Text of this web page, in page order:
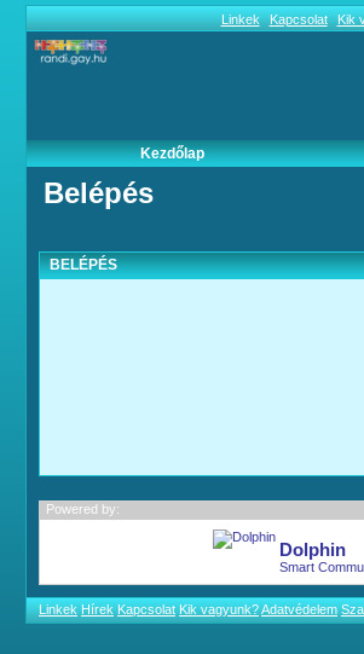
Linkek Kapcsolat Kik
Kezdőlap
Belépés
BELÉPÉS
Powered by:
Dolphin
Smart
Linkek Hírek Kapcsolat Kik vagyunk?Adatvédelem